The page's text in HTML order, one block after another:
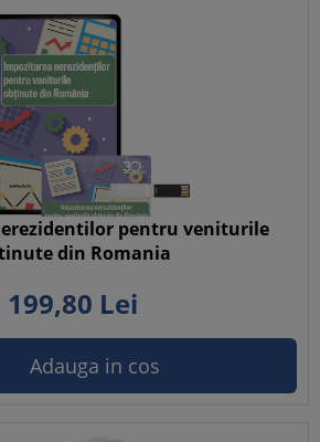
pentru veniturile
din Romania
199,80 Lei
Adauga in cos